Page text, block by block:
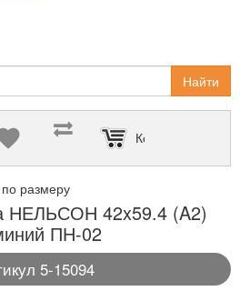
Найти
Корзина пуста
размеру
НЕЛЬСОН 42x59.4 (A2)
ПН-02
5-15094